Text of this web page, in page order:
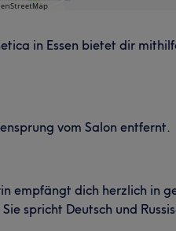
in Essen bietet dir
vom Salon entfernt.
empfängt dich herzlich in
spricht Deutsch und